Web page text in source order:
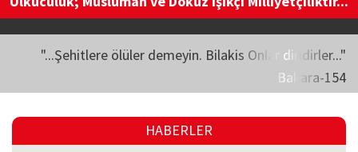
"...Şehitlere ölüler demeyin. Bilakis Onlar diridirler..."
Bakara-154
HABERLER